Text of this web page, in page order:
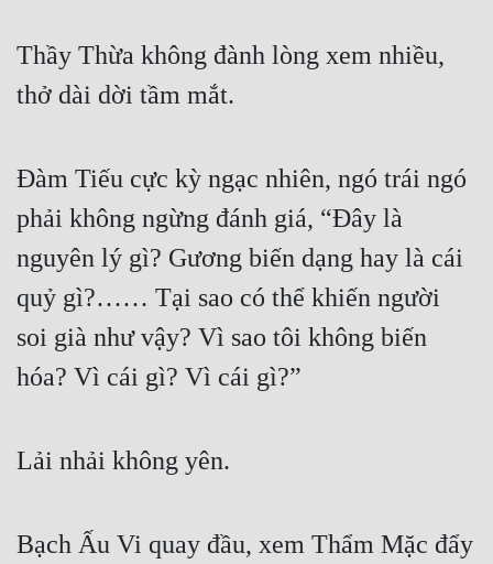
Thầy Thừa không đành lòng xem nhiều,
thở dài dời tầm mắt.
Đàm Tiếu cực kỳ ngạc nhiên, ngó trái ngó
phải không ngừng đánh giá, “Đây là
nguyên lý gì? Gương biến dạng hay là cái
quỷ gì?…… Tại sao có thể khiến người
soi già như vậy? Vì sao tôi không biến
hóa? Vì cái gì? Vì cái gì?”
Lải nhải không yên.
Bạch Ấu Vi quay đầu, xem Thẩm Mặc đẩy